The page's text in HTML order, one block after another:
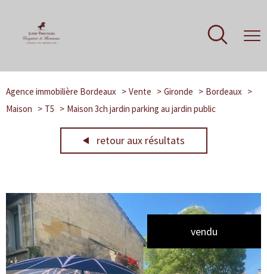
Agence immobilière Bordeaux Vente Gironde
Bordeaux
Maison
T5 Maison 3ch jardin parking au jardin public
retour aux résultats
vendu